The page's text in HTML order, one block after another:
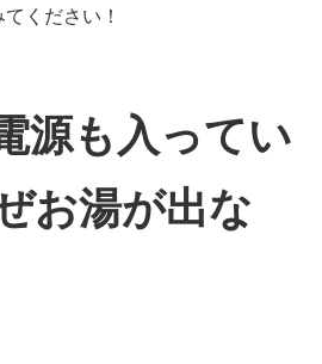
ください！
源も入ってい
お湯が出な